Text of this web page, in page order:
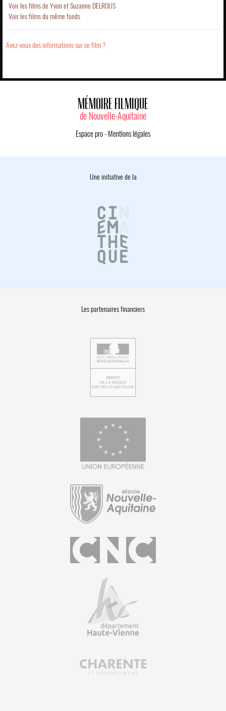
Voir les films de Yvon et Suzanne DELROUS
Voir les films du même fonds
Avez-vous des informations sur ce film ?
MÉMOIRE FILMIQUE
de Nouvelle-Aquitaine
Espace pro- Mentions légales
Une initiative de la
Les partenaires financiers